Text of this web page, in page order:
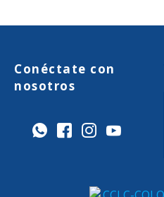
Conéctate con
nosotros